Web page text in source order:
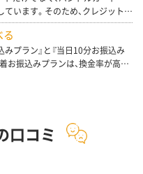
います。そのため、クレジットカ
用して現金化が可能です。
プラン』と『当日10分お振込み
お振込みプランは、換金率が高い
口コミ